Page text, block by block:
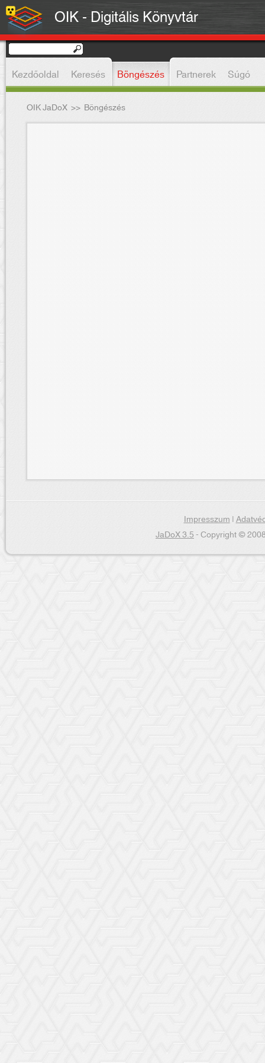
OIK - Digitális Könyvtár
Kezdőoldal Keresés Böngészés Partnerek Súgó
OIK JaDoX >> Böngészés
Impresszum|
JaDoX 3.5- Copyright ©